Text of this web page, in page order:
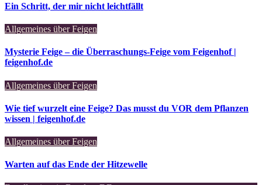
Ein Schritt, der mir nicht leichtfällt
Allgemeines über Feigen
Mysterie Feige – die Überraschungs-Feige vom Feigenhof |
feigenhof.de
Allgemeines über Feigen
Wie tief wurzelt eine Feige? Das musst du VOR dem Pflanzen
wissen | feigenhof.de
Allgemeines über Feigen
Warten auf das Ende der Hitzewelle